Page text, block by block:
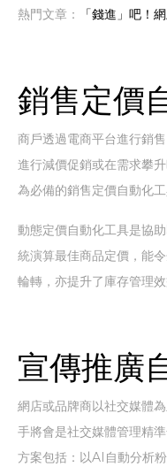
熱門文章： 「錢進」吧！
銷售定價
商戶透過電商平台進行銷
進行減價促銷或在需求攀
為必備的銷售定價自動化工
動態定價自動化工具是協
統演算最佳商品定價，能
輪轉，亦提升了庫存管理效
宣傳推廣
網店或品牌商以社交媒體
手將會是社交媒體管理精
方案包括：以AI自動分析